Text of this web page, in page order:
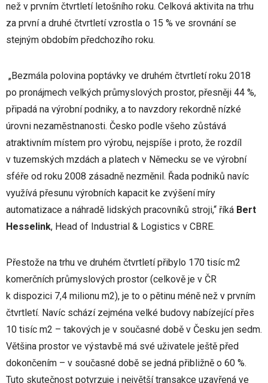
než v prvním čtvrtletí letošního roku. Celková aktivita na trhu
za první a druhé čtvrtletí vzrostla o 15 % ve srovnání se
stejným obdobím předchozího roku.
„Bezmála polovina poptávky ve druhém čtvrtletí roku 2018
po pronájmech velkých průmyslových prostor, přesněji 44 %,
připadá na výrobní podniky, a to navzdory rekordně nízké
úrovni nezaměstnanosti. Česko podle všeho zůstává
atraktivním místem pro výrobu, nejspíše i proto, že rozdíl
v tuzemských mzdách a platech v Německu se ve výrobní
sféře od roku 2008 zásadně nezměnil. Řada podniků navíc
využívá přesunu výrobních kapacit ke zvýšení míry
automatizace a náhradě lidských pracovníků stroji,“ říká Bert
Hesselink, Head of Industrial & Logistics v CBRE.
Přestože na trhu ve druhém čtvrtletí přibylo 170 tisíc m2
komerčních průmyslových prostor (celkově je v ČR
k dispozici 7,4 milionu m2), je to o pětinu méně než v prvním
čtvrtletí. Navíc schází zejména velké budovy nabízející přes
10 tisíc m2 – takových je v současné době v Česku jen sedm.
Většina prostor ve výstavbě má své uživatele ještě před
dokončením – v současné době se jedná přibližně o 60 %.
Tuto skutečnost potvrzuje i největší transakce uzavřená ve